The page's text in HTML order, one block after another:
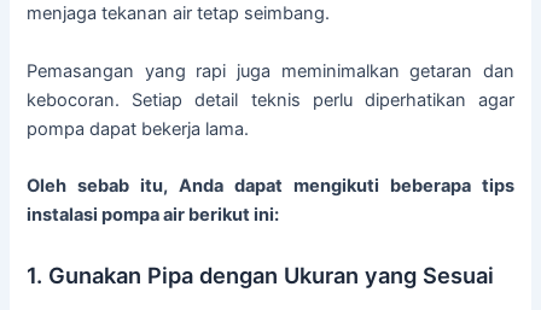
menjaga tekanan air tetap seimbang.
Pemasangan yang rapi juga meminimalkan getaran dan
kebocoran. Setiap detail teknis perlu diperhatikan agar
pompa dapat bekerja lama.
Oleh sebab itu, Anda dapat mengikuti beberapa tips
instalasi pompa air berikut ini:
1. Gunakan Pipa dengan Ukuran yang Sesuai